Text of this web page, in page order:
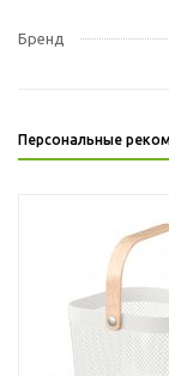
Бренд
Персональные